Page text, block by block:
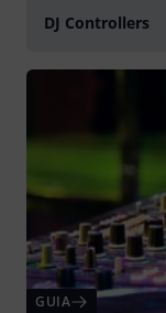
DJ Controllers
GUIA